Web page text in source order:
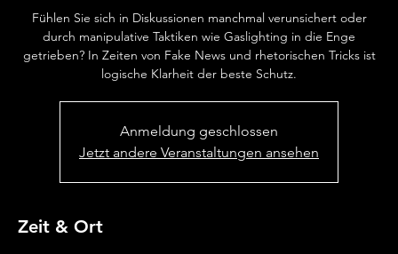
Fühlen Sie sich in Diskussionen manchmal verunsichert oder
durch manipulative Taktiken wie Gaslighting in die Enge
getrieben? In Zeiten von Fake News und rhetorischen Tricks ist
logische Klarheit der beste Schutz.
Anmeldung geschlossen
Jetzt andere Veranstaltungen ansehen
Zeit & Ort